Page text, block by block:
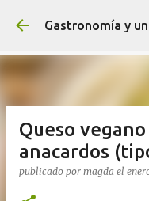
Ir al
Gastronomía y
Queso
anacardos
publicado por magda el